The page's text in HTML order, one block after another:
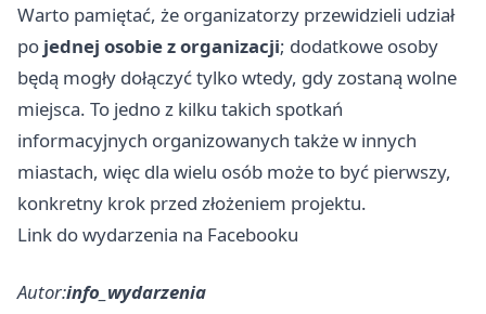
Warto pamiętać, że organizatorzy przewidzieli udział
po jednej osobie z organizacji; dodatkowe osoby
będą mogły dołączyć tylko wtedy, gdy zostaną wolne
miejsca. To jedno z kilku takich spotkań
informacyjnych organizowanych także w innych
miastach, więc dla wielu osób może to być pierwszy,
konkretny krok przed złożeniem projektu.
Link do wydarzenia na Facebooku
Autor:info_wydarzenia